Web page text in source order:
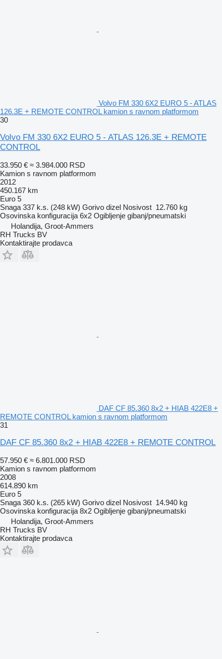
Volvo FM 330 6X2 EURO 5 - ATLAS
126.3E + REMOTE CONTROL kamion s ravnom platformom
30
Volvo FM 330 6X2 EURO 5 - ATLAS 126.3E + REMOTE
CONTROL
33.950 € ≈ 3.984.000 RSD
Kamion s ravnom platformom
2012
450.167 km
Euro 5
Snaga 337 k.s. (248 kW) Gorivo dizel Nosivost 12.760 kg
Osovinska konfiguracija 6x2 Ogibljenje gibanj/pneumatski
Holandija, Groot-Ammers
RH Trucks BV
Kontaktirajte prodavca
DAF CF 85.360 8x2 + HIAB 422E8 +
REMOTE CONTROL kamion s ravnom platformom
31
DAF CF 85.360 8x2 + HIAB 422E8 + REMOTE CONTROL
57.950 € ≈ 6.801.000 RSD
Kamion s ravnom platformom
2008
614.890 km
Euro 5
Snaga 360 k.s. (265 kW) Gorivo dizel Nosivost 14.940 kg
Osovinska konfiguracija 8x2 Ogibljenje gibanj/pneumatski
Holandija, Groot-Ammers
RH Trucks BV
Kontaktirajte prodavca